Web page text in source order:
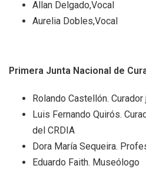
Allan Delgado,Vocal
Aurelia Dobles,Vocal
Primera Junta Nacional de
Rolando Castellón.
Luis Fernando Quirós.
del CRDIA
Dora María Sequeira.
Eduardo Faith. Museólogo